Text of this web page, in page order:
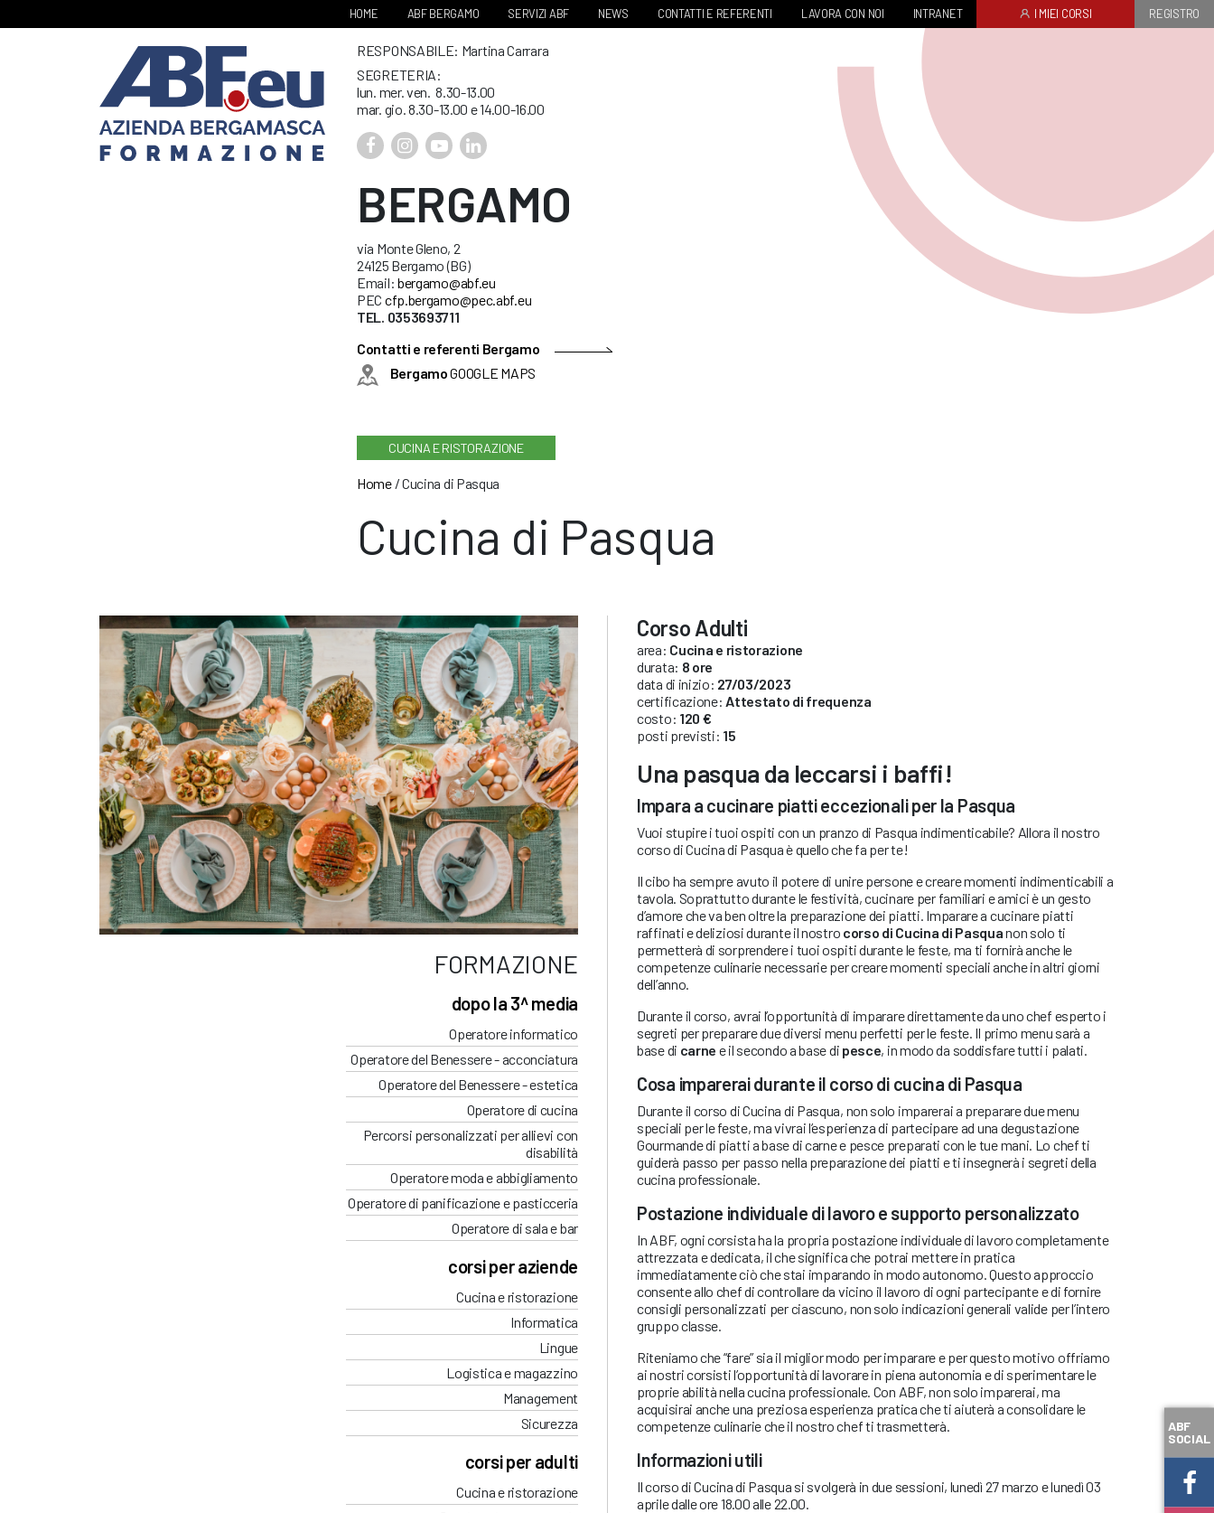
HOME ABF BERGAMO SERVIZI ABF NEWS CONTATTI E REFERENTI LAVORA CON NOI INTRANET I MIEI CORSI REGISTRO
RESPONSABILE: Martina Carrara
SEGRETERIA:
lun. mer. ven. 8.30-13.00
mar. gio. 8.30-13.00 e 14.00-16.00
BERGAMO
via Monte Gleno, 2
24125 Bergamo (BG)
Email: bergamo@abf.eu
PEC cfp.bergamo@pec.abf.eu
TEL. 0353693711
Contatti e referenti Bergamo
BergamoGOOGLE MAPS
CUCINA E RISTORAZIONE
Home/Cucina di Pasqua
Cucina di Pasqua
FORMAZIONE
dopo la 3^ media
Operatore informatico
Operatore del Benessere - acconciatura
Operatore del Benessere - estetica
Operatore di cucina
Percorsi personalizzati per allievi con
disabilità
Operatore moda e abbigliamento
Operatore di panificazione e pasticceria
Operatore di sala e bar
corsi per aziende
Cucina e ristorazione
Informatica
Lingue
Logistica e magazzino
Management
Sicurezza
corsi per adulti
Cucina e ristorazione
Corso Adulti
area: Cucina e ristorazione
durata: 8 ore
data di inizio: 27/03/2023
certificazione: Attestato di frequenza
costo: 120 €
posti previsti: 15
Una pasqua da leccarsi i baffi!
Impara a cucinare piatti eccezionali per la Pasqua
Vuoi stupire i tuoi ospiti con un pranzo di Pasqua indimenticabile? Allora il nostro
corso di Cucina di Pasqua è quello che fa per te!
Il cibo ha sempre avuto il potere di unire persone e creare momenti indimenticabili a
tavola. Soprattutto durante le festività, cucinare per familiari e amici è un gesto
d’amore che va ben oltre la preparazione dei piatti. Imparare a cucinare piatti
raffinati e deliziosi durante il nostro corso di Cucina di Pasquanon solo ti
permetterà di sorprendere i tuoi ospiti durante le feste, ma ti fornirà anche le
competenze culinarie necessarie per creare momenti speciali anche in altri giorni
dell’anno.
Durante il corso, avrai l’opportunità di imparare direttamente da uno chef esperto i
segreti per preparare due diversi menu perfetti per le feste. Il primo menu sarà a
base di carne e il secondo a base di pesce, in modo da soddisfare tutti i palati.
Cosa imparerai durante il corso di cucina di Pasqua
Durante il corso di Cucina di Pasqua, non solo imparerai a preparare due menu
speciali per le feste, ma vivrai l’esperienza di partecipare ad una degustazione
Gourmande di piatti a base di carne e pesce preparati con le tue mani. Lo chef ti
guiderà passo per passo nella preparazione dei piatti e ti insegnerà i segreti della
cucina professionale.
Postazione individuale di lavoro e supporto personalizzato
In ABF, ogni corsista ha la propria postazione individuale di lavoro completamente
attrezzata e dedicata, il che significa che potrai mettere in pratica
immediatamente ciò che stai imparando in modo autonomo. Questo approccio
consente allo chef di controllare da vicino il lavoro di ogni partecipante e di fornire
consigli personalizzati per ciascuno, non solo indicazioni generali valide per l’intero
gruppo classe.
Riteniamo che “fare” sia il miglior modo per imparare e per questo motivo offriamo
ai nostri corsisti l’opportunità di lavorare in piena autonomia e di sperimentare le
proprie abilità nella cucina professionale. Con ABF, non solo imparerai, ma
acquisirai anche una preziosa esperienza pratica che ti aiuterà a consolidare le
competenze culinarie che il nostro chef ti trasmetterà.
Informazioni utili
Il corso di Cucina di Pasqua si svolgerà in due sessioni, lunedì 27 marzo e lunedì 03
aprile dalle ore 18.00 alle 22.00.
ABF
SOCIAL